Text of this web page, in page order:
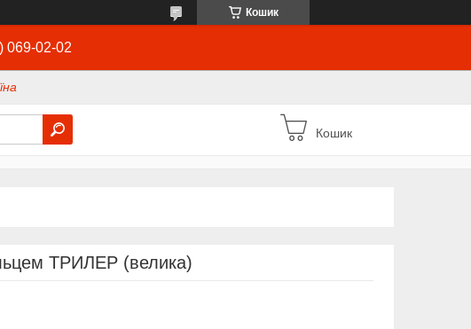
Кошик
069-02-02
Кошик
ТРИЛЕР (велика)